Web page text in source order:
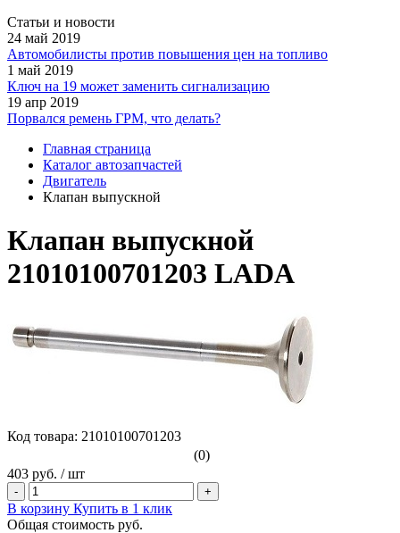
Статьи и новости
24 май 2019
Автомобилисты против повышения цен на топливо
1 май 2019
Ключ на 19 может заменить сигнализацию
19 апр 2019
Порвался ремень ГРМ, что делать?
Главная страница
Каталог автозапчастей
Двигатель
Клапан выпускной
Клапан выпускной
21010100701203 LADA
Код товара: 21010100701203
(0)
403 руб. / шт
- +
В корзину Купить в 1 клик
Общая стоимость руб.